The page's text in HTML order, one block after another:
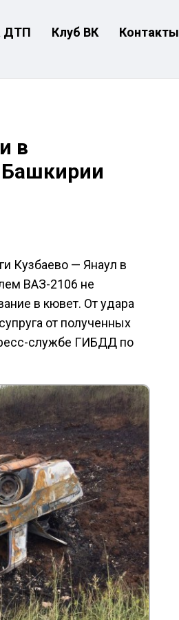
ДТП Клуб ВК Контакты
в
Кузбаево — Янаул в
ВАЗ-2106 не
в кювет. От удара
от полученных
службе ГИБДД по